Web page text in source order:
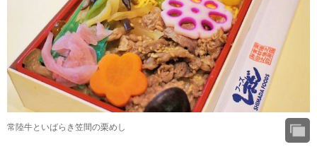
常陸牛といばらき笠間の栗めし